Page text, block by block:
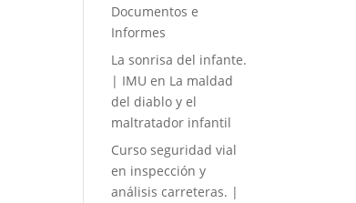
Documentos e
Informes
La sonrisa del infante.
| IMU en La maldad
del diablo y el
maltratador infantil
Curso seguridad vial
en inspección y
análisis carreteras. |